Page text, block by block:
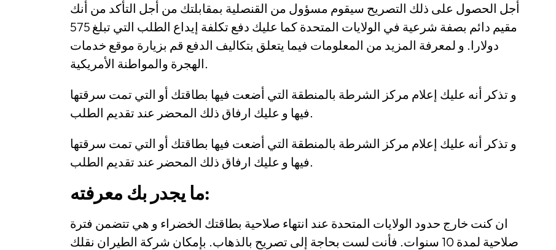
أجل الحصول على ذلك التصريح سيقوم مسؤول من القنصلية بمقابلتك من أجل التأكد من أنك
مقيم دائم بصفة شرعية في الولايات المتحدة كما عليك دفع تكلفة إيداع الطلب التي تبلغ 575
دولارا. و لمعرفة المزيد من المعلومات فيما يتعلق بتكاليف الدفع قم بزيارة موقع خدمات
الهجرة والمواطنة الأمريكية.
و تذكر أنه عليك إعلام مركز الشرطة بالمنطقة التي أضعت فيها بطاقتك أو التي تمت سرقتها
فيها و عليك ارفاق ذلك المحضر عند تقديم الطلب.
و تذكر أنه عليك إعلام مركز الشرطة بالمنطقة التي أضعت فيها بطاقتك أو التي تمت سرقتها
فيها و عليك ارفاق ذلك المحضر عند تقديم الطلب.
ما يجدر بك معرفته:
ان كنت خارج حدود الولايات المتحدة عند انتهاء صلاحية بطاقتك الخضراء و هي تتضمن فترة
صلاحية لمدة 10 سنوات. فأنت لست بحاجة إلى تصريح بالذهاب. بإمكان شركة الطيران نقلك